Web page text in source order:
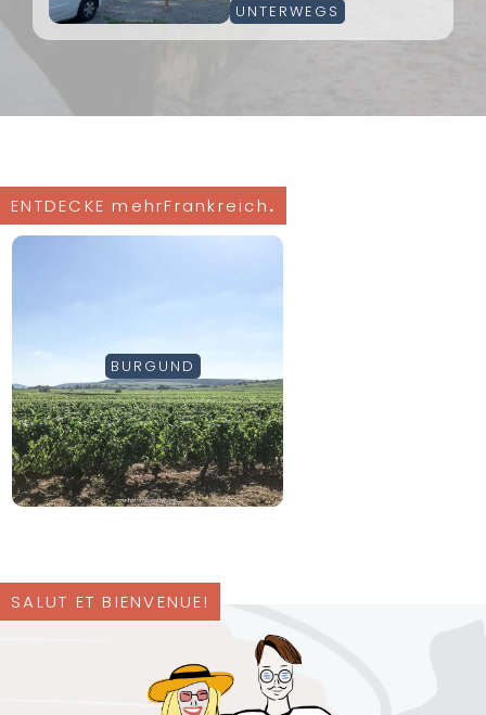
UNTERWEGS
ENTDECKE mehrFrankreich.
BURGUND
SALUT ET BIENVENUE!